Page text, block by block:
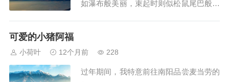
如瀑布般美丽，束起时则似松鼠尾巴般灵
扬顿挫的声音讲述知识，在课下又能娓娓
可爱的小猪阿福
小荷叶 12个月前 228
过年期间，我特意前往南阳品尝麦当劳的